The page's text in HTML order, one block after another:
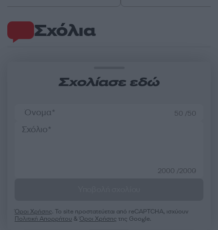
Σχόλια
Σχολίασε εδώ
50 /50
2000 /2000
Όροι Χρήσης. Το site προστατεύεται από reCAPTCHA, ισχύουν
Πολιτική Απορρήτου &Όροι Χρήσης της Google.